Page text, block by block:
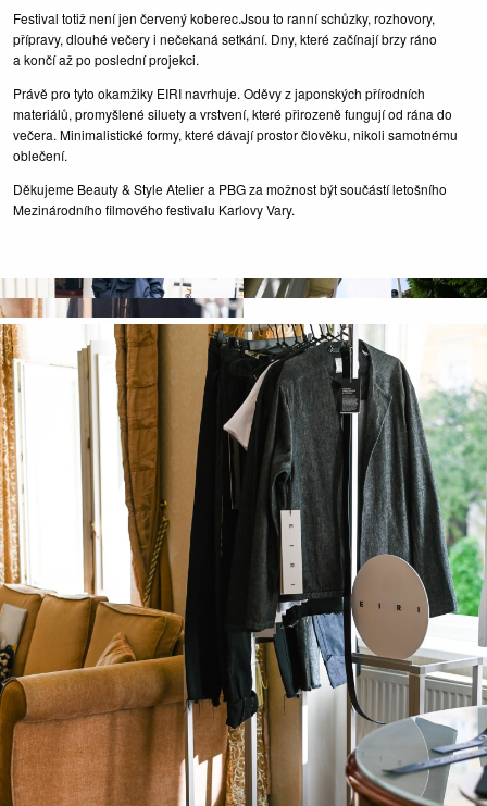
Festival totiž není jen červený koberec.Jsou to ranní schůzky, rozhovory,
přípravy, dlouhé večery i nečekaná setkání. Dny, které začínají brzy ráno
a končí až po poslední projekci.
Právě pro tyto okamžiky EIRI navrhuje. Oděvy z japonských přírodních
materiálů, promyšlené siluety a vrstvení, které přirozeně fungují od rána do
večera. Minimalistické formy, které dávají prostor člověku, nikoli samotnému
oblečení.
Děkujeme Beauty & Style Atelier a PBG za možnost být součástí letošního
Mezinárodního filmového festivalu Karlovy Vary.